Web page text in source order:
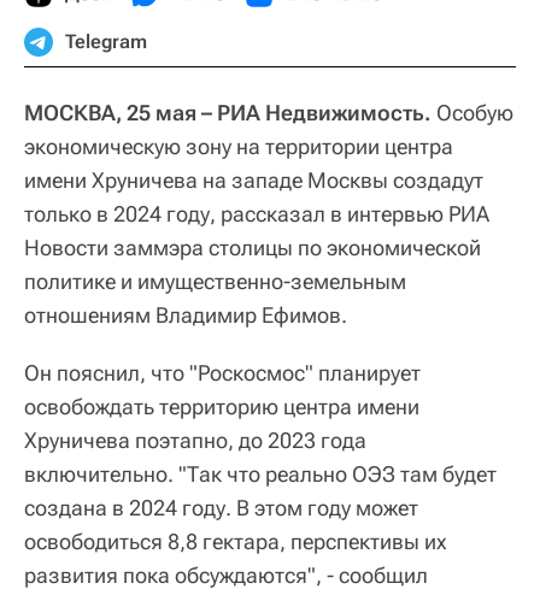
Telegram
МОСКВА, 25 мая – РИА Недвижимость. Особую
экономическую зону на территории центра
имени Хруничева на западе Москвы создадут
только в 2024 году, рассказал в интервью РИА
Новости заммэра столицы по экономической
политике и имущественно-земельным
отношениям Владимир Ефимов.
Он пояснил, что "Роскосмос" планирует
освобождать территорию центра имени
Хруничева поэтапно, до 2023 года
включительно. "Так что реально ОЭЗ там будет
создана в 2024 году. В этом году может
освободиться 8,8 гектара, перспективы их
развития пока обсуждаются", - сообщил